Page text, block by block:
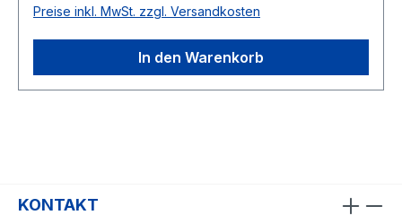
Preise inkl. MwSt. zzgl. Versandkosten
In den Warenkorb
KONTAKT